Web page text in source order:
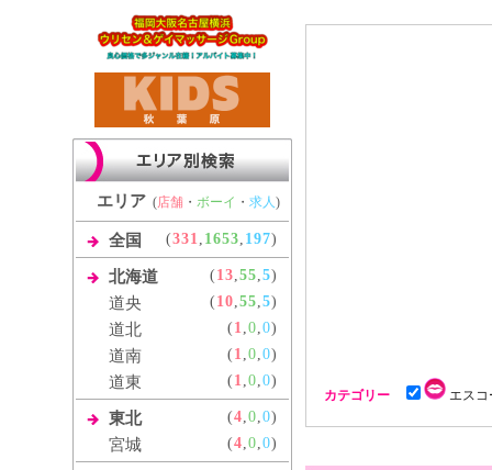
エリア (店舗 ・ ボーイ ・ 求人)
全国 (331, 1653, 197)
北海道 ( 13,55,5)
道央 ( 10,55,5)
道北 ( 1,0,0)
道南 ( 1,0,0)
道東 ( 1,0,0)
東北 (4,0,0)
宮城 (4,0,0)
カテゴリー エス